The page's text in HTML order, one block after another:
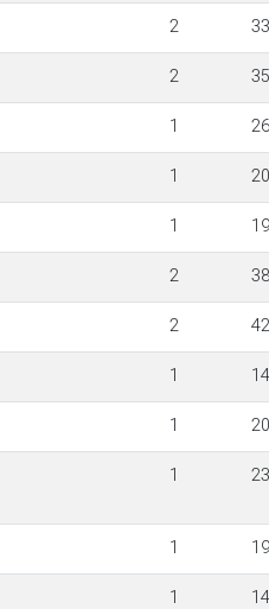
2
2
1
1
1
2
2
1
1
1
1
1